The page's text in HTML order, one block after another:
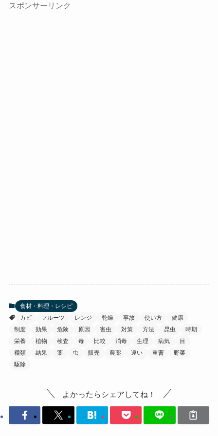
スポンサーリンク
食材・料理・レシピ
カビ
フルーツ レンジ 乾燥 事故 使い方
健康
制度
効果 危険 原因 害虫 対策 方法 昆虫
時期
栄養
植物 検査 毒 比較 消毒 生理 病気
目
種類
結果 薬 虫 販売 農薬 違い 重曹
野菜
駆除
よかったらシェアしてね！